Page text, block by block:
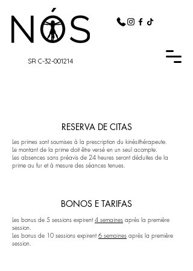
SR C-32-001214
RESERVA DE CITAS
Les primes sont soumises à la prescription du kinésithérapeute.
Le montant de la prime doit être versé en un seul acompte.
Les absences sans préavis de 24 heures seront déduites de la
prime au fur et à mesure des séances tenues.
BONOS E TARIFAS
Les bonus de 5 sessions expirent 4 semaines après la première
session.
Les bonus de 10 sessions expirent 6 semaines après la première
session.